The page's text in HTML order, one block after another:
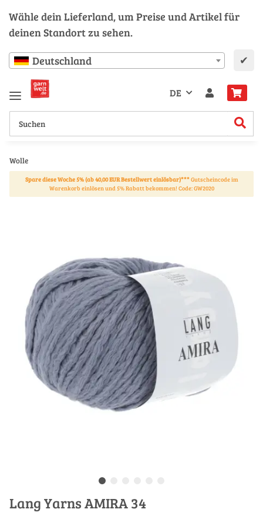
Wähle dein Lieferland, um Preise und Artikel für
deinen Standort zu sehen.
Deutschland ✔
DE
Wolle
Spare diese Woche 5% (ab 40,00 EUR Bestellwert einlösbar)***Gutscheincode im
Warenkorb einlösen und 5% Rabatt bekommen! Code: GW2020
Lang Yarns AMIRA 34